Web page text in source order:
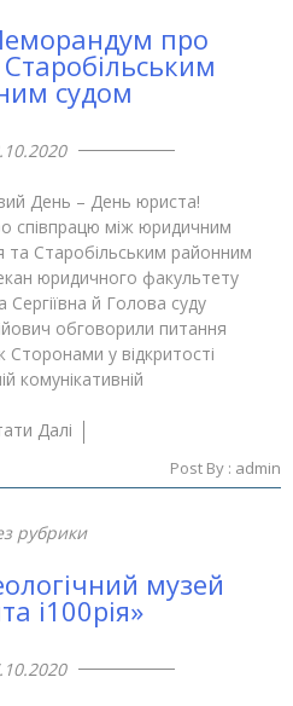
про
судом
День – День юриста!
співпрацю між юридичним
Старобільським районним
юридичного факультету
й Голова суду
обговорили питання
Сторонами у відкритості
комунікативній
Далі
Post By : admin
рубрики
музей
і100рія»